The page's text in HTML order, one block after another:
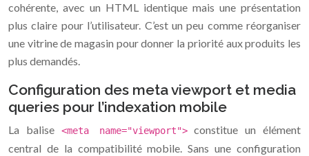
cohérente, avec un HTML identique mais une présentation
plus claire pour l’utilisateur. C’est un peu comme réorganiser
une vitrine de magasin pour donner la priorité aux produits les
plus demandés.
Configuration des meta viewport et media
queries pour l’indexation mobile
La balise <meta name="viewport">constitue un élément
central de la compatibilité mobile. Sans une configuration